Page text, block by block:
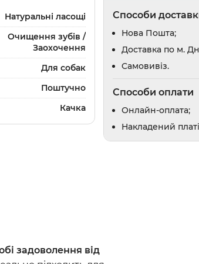
косметика
та одеколони
препарати
для дому
Натуральні ласощі
Очищення зубів /
Заохочення
Для собак
Поштучно
Качка
Способи
Нова Пошта;
Доставка по м.
Cамовивіз.
Способи оплати
Онлайн-оплата;
Накладений
задоволення від